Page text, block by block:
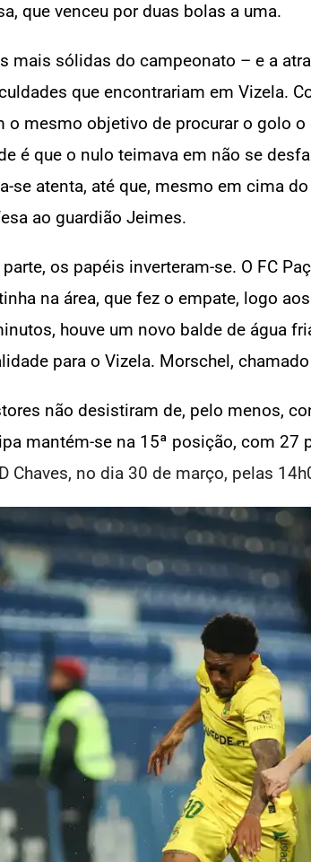
que venceu por duas bolas a uma.
mais sólidas do campeonato – e a
que encontrariam em Vizela.
o mesmo objetivo de procurar o golo
é que o nulo teimava em não se
se atenta, até que, mesmo em cima
ao guardião Jeimes.
os papéis inverteram-se. O FC
na área, que fez o empate, logo
houve um novo balde de água
para o Vizela. Morschel,
não desistiram de, pelo menos,
mantém-se na 15ª posição, com
Chaves, no dia 30 de março, pelas